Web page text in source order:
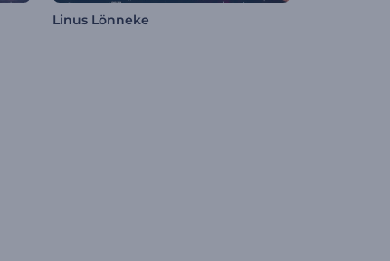
Linus Lönneke